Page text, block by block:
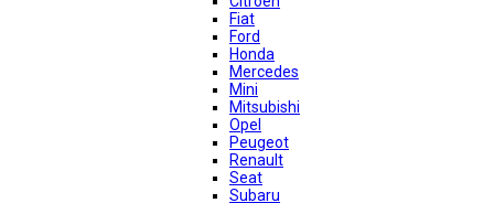
Fiat
Ford
Honda
Mercedes
Mini
Mitsubishi
Opel
Peugeot
Renault
Seat
Subaru